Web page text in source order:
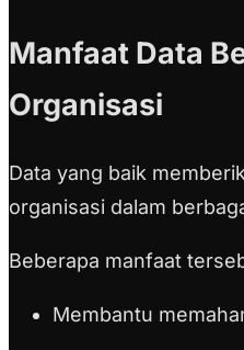
Manfaat Data
Organisasi
Data yang baik
organisasi dalam
Beberapa manfaat
Membantu